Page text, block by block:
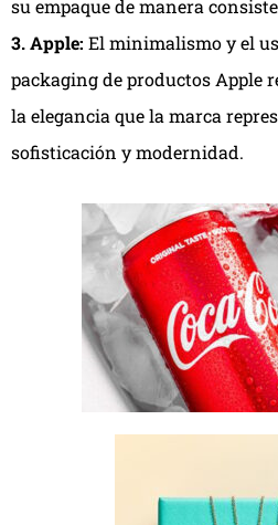
su empaque de manera
3. Apple: El minimalismo y el
packaging de productos Apple
la elegancia que la marca
sofisticación y modernidad.